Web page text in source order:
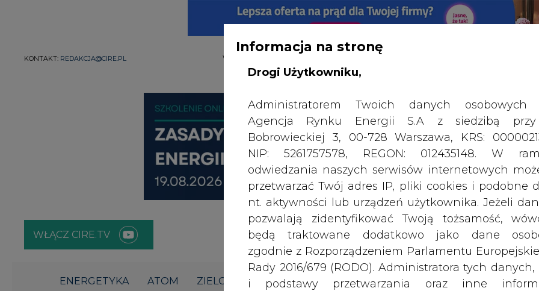
KONTAKT: REDAKCJA@CIRE.PL WYDAWCA PORTALU:
WŁĄCZ CIRE.TV
ENERGETYKA ATOM ZIELONA GOSPODARKA ZMIANY KADROWE NA RYNKU
Informacja na stronę
Drogi Użytkowniku,
Administratorem Twoich danych osobowych
Agencja Rynku Energii S.A z siedzibą
Bobrowieckiej 3, 00-728 Warszawa, KRS:
NIP: 5261757578, REGON: 012435148. W
odwiedzania naszych serwisów internetowych
przetwarzać Twój adres IP, pliki cookies i podobne
nt. aktywności lub urządzeń użytkownika. Jeżeli
pozwalają zidentyfikować Twoją tożsamość,
będą traktowane dodatkowo jako dane
zgodnie z Rozporządzeniem Parlamentu
Rady 2016/679 (RODO). Administratora tych danych,
i podstawy przetwarzania oraz inne